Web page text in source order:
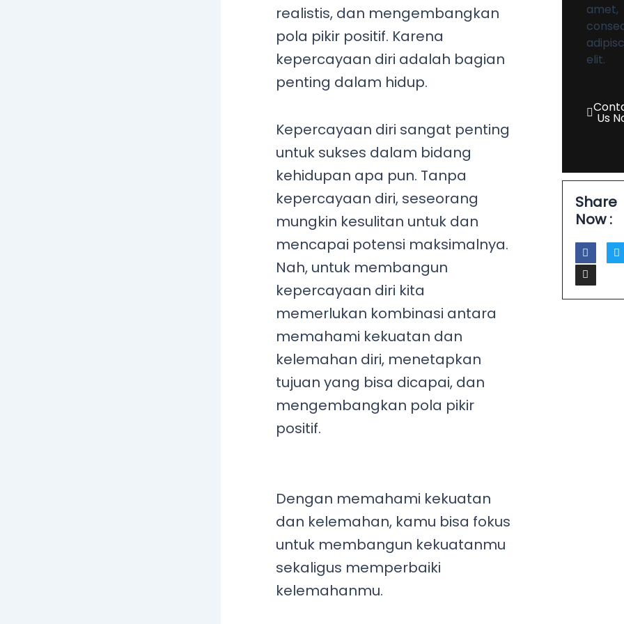
realistis, dan mengembangkan
pola pikir positif. Karena
kepercayaan diri adalah bagian
penting dalam hidup.
Kepercayaan diri sangat penting
untuk sukses dalam bidang
kehidupan apa pun. Tanpa
kepercayaan diri, seseorang
mungkin kesulitan untuk dan
mencapai potensi maksimalnya.
Nah, untuk membangun
kepercayaan diri kita
memerlukan kombinasi antara
memahami kekuatan dan
kelemahan diri, menetapkan
tujuan yang bisa dicapai, dan
mengembangkan pola pikir
positif.
Dengan memahami kekuatan
dan kelemahan, kamu bisa fokus
untuk membangun kekuatanmu
sekaligus memperbaiki
kelemahanmu.
amet,
elit.
Us
Share
Now :
F
a
c
e
b
o
T
w
i
e
I
n
s
t
a
g